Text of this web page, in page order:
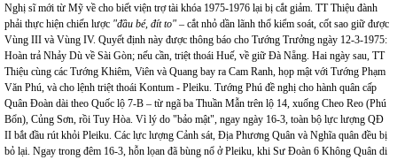
Nghị sĩ mới từ Mỹ về cho biết viện trợ tài khóa 1975-1976 lại bị cắt giảm. TT Thiệu đành
phải thực hiện chiến lược "đầu bé, đít to" – cắt nhỏ dần lãnh thổ kiểm soát, cốt sao giữ được
Vùng III và Vùng IV. Quyết định này được thông báo cho Tướng Trưởng ngày 12-3-1975:
Hoàn trả Nhảy Dù về Sài Gòn; nếu cần, triệt thoái Huế, về giữ Đà Nẵng. Hai ngày sau, TT
Thiệu cùng các Tướng Khiêm, Viên và Quang bay ra Cam Ranh, họp mật với Tướng Phạm
Văn Phú, và cho lệnh triệt thoái Kontum - Pleiku. Tướng Phú đề nghị cho hành quân cấp
Quân Đoàn dài theo Quốc lộ 7-B – từ ngã ba Thuần Mẫn trên lộ 14, xuống Cheo Reo (Phú
Bổn), Củng Sơn, rồi Tuy Hòa. Vì lý do "bảo mật", ngay ngày 16-3, toàn bộ lực lượng QĐ
II bắt đầu rút khỏi Pleiku. Các lực lượng Cảnh sát, Địa Phương Quân và Nghĩa quân đều bị
bỏ lại. Ngay trong đêm 16-3, hỗn lọan đã bùng nổ ở Pleiku, khi Sư Đoàn 6 Không Quân di